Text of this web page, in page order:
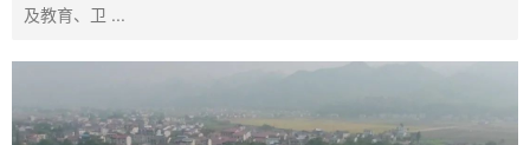
及教育、卫 ...